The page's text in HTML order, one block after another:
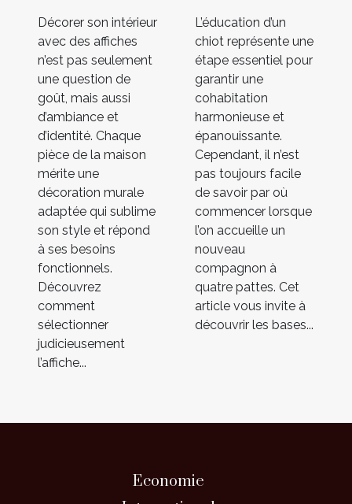
Décorer son intérieur
avec des affiches
n’est pas seulement
une question de
goût, mais aussi
d’ambiance et
d’identité. Chaque
pièce de la maison
mérite une
décoration murale
adaptée qui sublime
son style et répond
à ses besoins
fonctionnels.
Découvrez
comment
sélectionner
judicieusement
l’affiche...
L’éducation d’un
chiot représente une
étape essentiel pour
garantir une
cohabitation
harmonieuse et
épanouissante.
Cependant, il n’est
pas toujours facile
de savoir par où
commencer lorsque
l’on accueille un
nouveau
compagnon à
quatre pattes. Cet
article vous invite à
découvrir les bases...
Economie